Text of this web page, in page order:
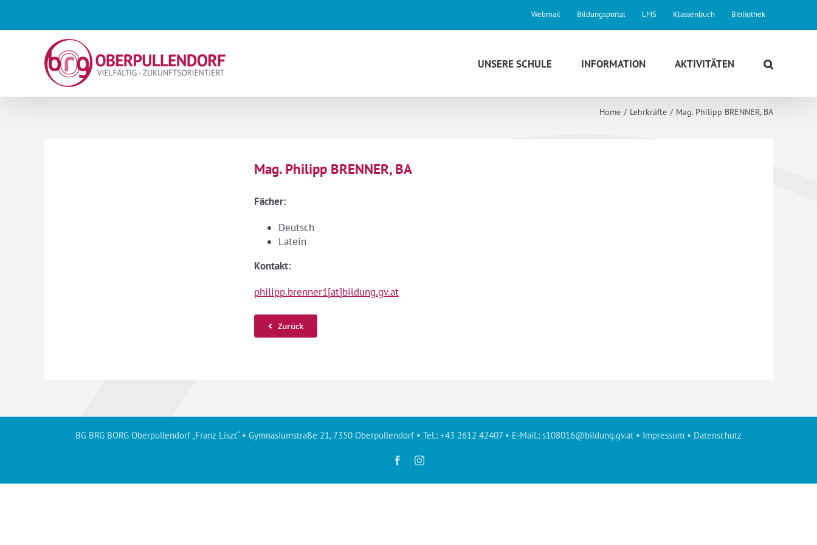
content
Webmail Bildungsportal LMS Klassenbuch Bibliothek
UNSERE SCHULE INFORMATION AKTIVITÄTEN
Home Lehrkräfte Mag. Philipp BRENNER, BA
Mag. Philipp BRENNER, BA
Fächer:
Deutsch
Latein
Kontakt:
philipp.brenner1[at]bildung.gv.at
Zurück
BG BRG BORG Oberpullendorf „Franz Liszt“ • Gymnasiumstraße 21, 7350 Oberpullendorf • Tel.: +43 2612 42407 • E-Mail.: s108016@bildung.gv.at • Impressum • Datenschutz
FacebookInstagram